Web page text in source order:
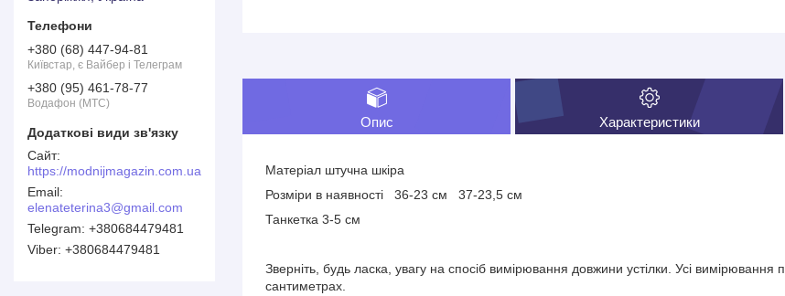
Опис Характеристики
Матеріал штучна шкіра
Розміри в наявності 36-23 см 37-23,5 см
Танкетка 3-5 см
Зверніть, будь ласка, увагу на спосіб вимірювання довжини устілки. Усі
сантиметрах.
+380 (68) 447-94-81
Київстар, є Вайбер і Телеграм
+380 (95) 461-78-77
Водафон (МТС)
https://modnijmagazin.com.ua
elenateterina3@gmail.com
+380684479481
+380684479481